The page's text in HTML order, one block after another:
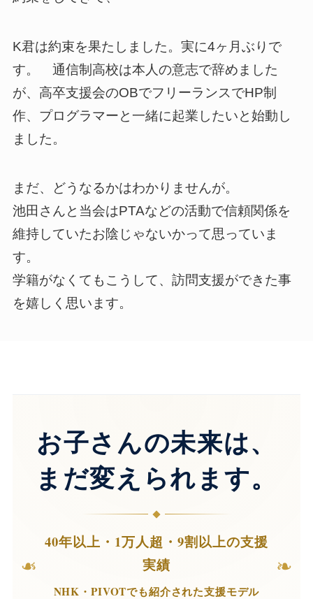
K君は約束を果たしました。実に4ヶ月ぶりで
す。 通信制高校は本人の意志で辞めました
が、高卒支援会のOBでフリーランスでHP制
作、プログラマーと一緒に起業したいと始動し
ました。
まだ、どうなるかはわかりませんが。
池田さんと当会はPTAなどの活動で信頼関係を
維持していたお陰じゃないかって思っていま
す。
学籍がなくてもこうして、訪問支援ができた事
を嬉しく思います。
お子さんの未来は、
まだ変えられます。
❧
40年以上・1万人超・9割以上の支援
実績
NHK・PIVOTでも紹介された支援モデル
❧